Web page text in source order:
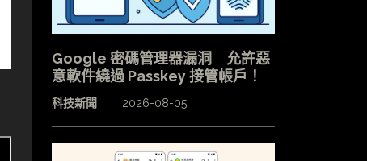
Google 密碼管理器漏洞 允許惡
意軟件繞過 Passkey 接管帳戶！
科技新聞 2026-08-05